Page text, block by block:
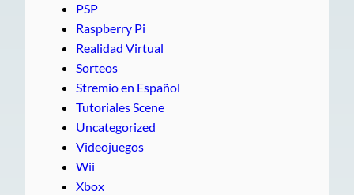
PSP
Raspberry Pi
Realidad Virtual
Sorteos
Stremio en Español
Tutoriales Scene
Uncategorized
Videojuegos
Wii
Xbox